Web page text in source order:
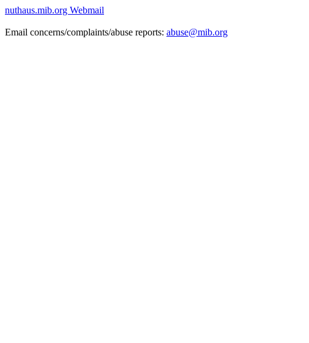
nuthaus.mib.org Webmail
Email concerns/complaints/abuse reports: abuse@mib.org